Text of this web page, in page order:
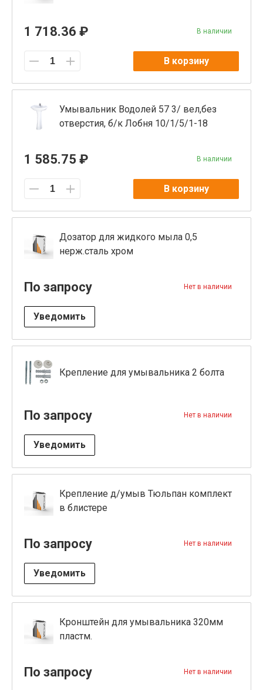
1 718.36 ₽ В наличии
В корзину
Умывальник Водолей 57 3/ вел,без
отверстия, б/к Лобня 10/1/5/1-18
1 585.75 ₽ В наличии
В корзину
Дозатор для жидкого мыла 0,5
нерж.сталь хром
По запросу Нет в наличии
Уведомить
Крепление для умывальника 2 болта
По запросу Нет в наличии
Уведомить
Крепление д/умыв Тюльпан комплект
в блистере
По запросу Нет в наличии
Уведомить
Кронштейн для умывальника 320мм
пластм.
По запросу Нет в наличии